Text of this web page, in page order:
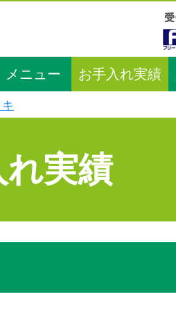
メニュー お手入れ実績
実績